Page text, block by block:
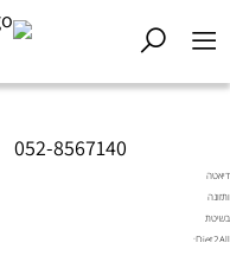
052-8567140
דיאטה
ותזונה
בשיטת
Diet2All: